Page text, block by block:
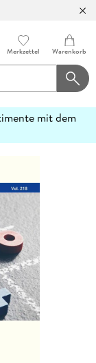
Merkzettel Warenkorb
mit dem